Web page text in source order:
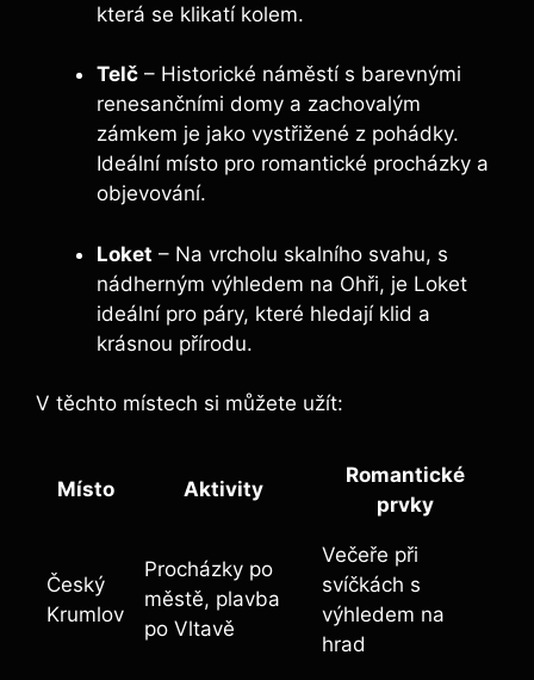
která ⁣se⁢ klikatí kolem.
Telč – Historické náměstí​ s barevnými
renesančními domy a zachovalým
zámkem je jako vystřižené z pohádky.‍
Ideální místo pro romantické ⁤procházky a
objevování.
Loket – Na vrcholu skalního svahu, s
nádherným výhledem na Ohři, je Loket
ideální‌ pro páry, které‍ hledají klid ‌a
⁣krásnou přírodu.
V těchto ⁤místech si můžete užít:
Místo Aktivity
Romantické
prvky
Český
Krumlov
Procházky po
městě, plavba
po Vltavě
Večeře při
svíčkách s
výhledem na
hrad